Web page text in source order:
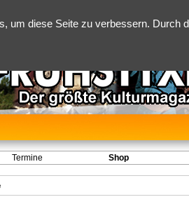
um diese Seite zu verbessern.
Termine Shop